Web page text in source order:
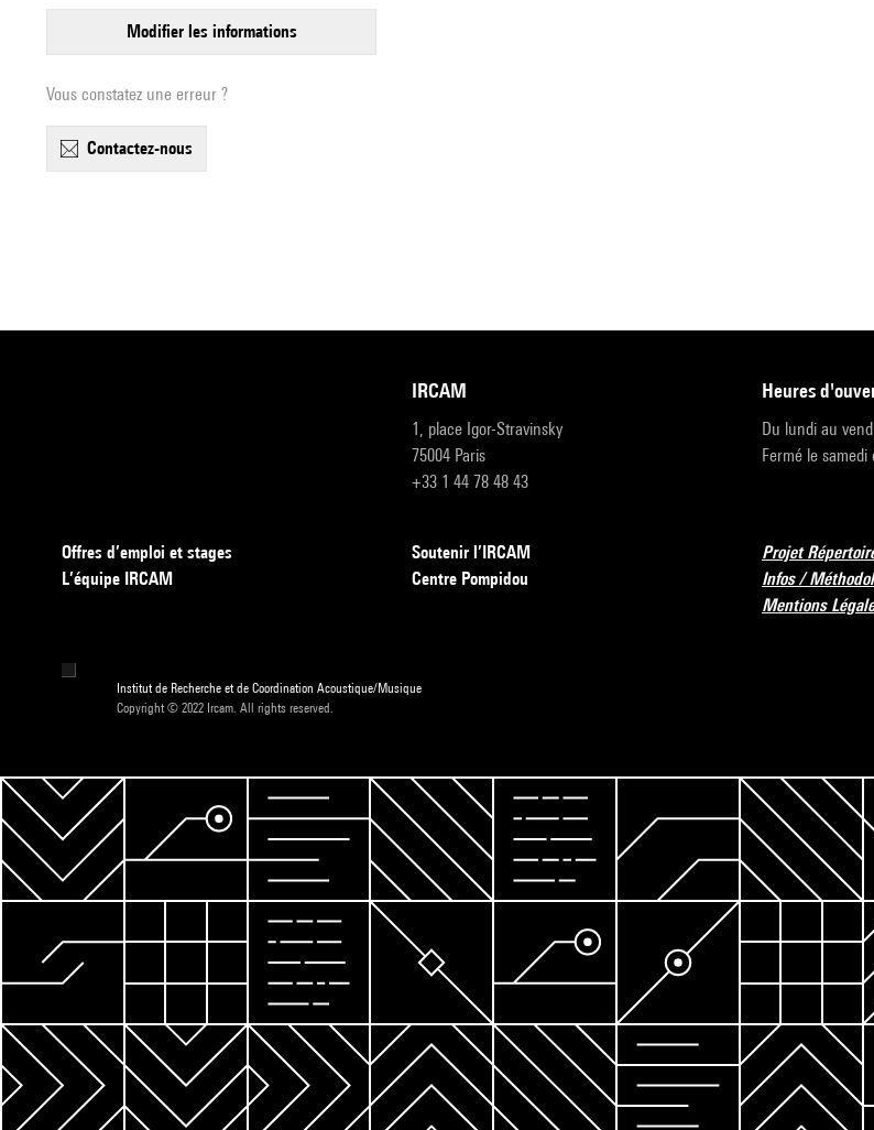
modifier les informations
Vous constatez une erreur ?
contactez-nous
IRCAM
1, place Igor-Stravinsky
75004 Paris
+33 1 44 78 48 43
heures
Du lundi au
Fermé le
Offres d’emploi et stages
L’équipe IRCAM
Soutenir l’IRCAM
Centre Pompidou
Projet
Infos /
Mentions
Institut de Recherche et de Coordination Acoustique/Musique
Copyright © 2022 Ircam. All rights reserved.